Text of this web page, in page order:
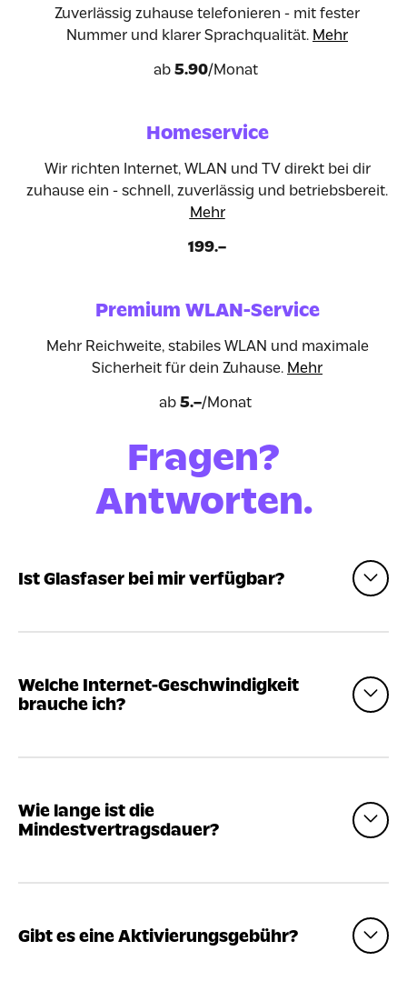
Zuverlässig zuhause telefonieren - mit fester
Nummer und klarer Sprachqualität. Mehr
ab 5.90/Monat
Homeservice
Wir richten Internet, WLAN und TV direkt bei dir
zuhause ein - schnell, zuverlässig und betriebsbereit.
Mehr
199.–
Premium WLAN-Service
Mehr Reichweite, stabiles WLAN und maximale
Sicherheit für dein Zuhause. Mehr
ab 5.–/Monat
Fragen?
Antworten.
Ist Glasfaser bei mir verfügbar?
Welche Internet-Geschwindigkeit
brauche ich?
Wie lange ist die
Mindestvertragsdauer?
Gibt es eine Aktivierungsgebühr?